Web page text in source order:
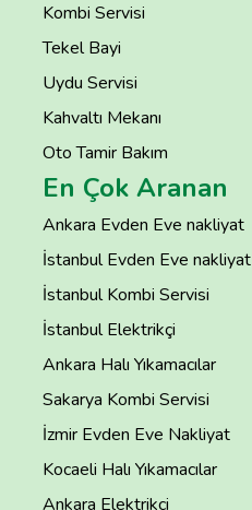
Kombi Servisi
Tekel Bayi
Uydu Servisi
Kahvaltı Mekanı
Oto Tamir Bakım
En Çok Aranan
Ankara Evden Eve nakliyat
İstanbul Evden Eve nakliyat
İstanbul Kombi Servisi
İstanbul Elektrikçi
Ankara Halı Yıkamacılar
Sakarya Kombi Servisi
İzmir Evden Eve Nakliyat
Kocaeli Halı Yıkamacılar
Ankara Elektrikçi